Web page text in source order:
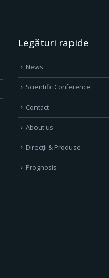
Legături rapide
News
Scientific Conference
Contact
About us
Direcţii & Produse
Prognosis